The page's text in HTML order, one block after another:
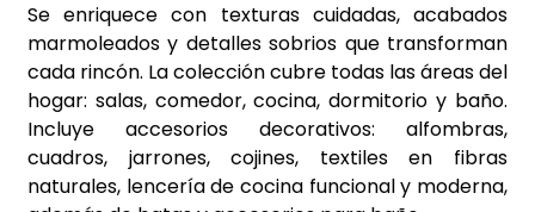
Se enriquece con texturas cuidadas, acabados
marmoleados y detalles sobrios que transforman
cada rincón. La colección cubre todas las áreas del
hogar: salas, comedor, cocina, dormitorio y baño.
Incluye accesorios decorativos: alfombras,
cuadros, jarrones, cojines, textiles en fibras
naturales, lencería de cocina funcional y moderna,